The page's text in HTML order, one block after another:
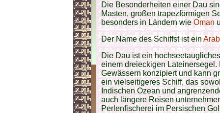
Die Besonderheiten einer Dau
Masten, großen trapezförmigen
besonders in Ländern wieOman
Der Name des Schiffst ist ein
Die Dau ist ein
einem dreieckigen
Gewässern konzipiert und kann
ein vielseitigeres Schiff, das
Indischen Ozean und
auch längere Reisen
Perlenfischerei im Persischen